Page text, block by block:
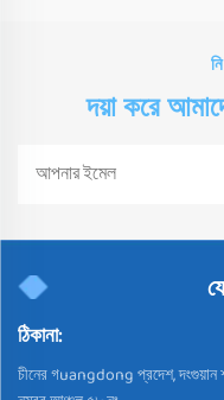
দয়া করে
ঠিকানা:
চীনের গuangdong প্রদেশ, দংগুয়ান